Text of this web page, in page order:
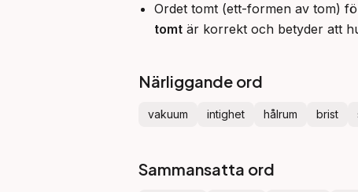
Ordet tomt (ett-formen av tom)
tomt är korrekt och betyder att
Närliggande ord
vakuum intighet hålrum brist
Sammansatta ord